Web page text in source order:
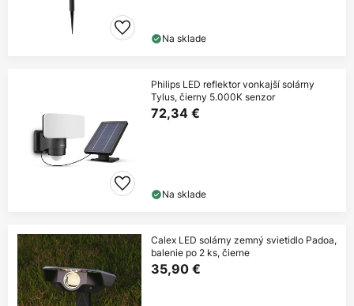
Na sklade
Philips LED reflektor vonkajší solárny
Tylus, čierny 5.000K senzor
72,34 €
Na sklade
Calex LED solárny zemný svietidlo Padoa,
balenie po 2 ks, čierne
35,90 €